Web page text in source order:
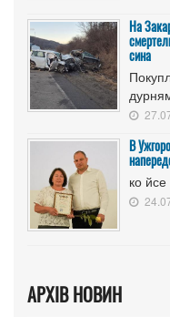
На
сина
В
ко
АРХІВ НОВИН